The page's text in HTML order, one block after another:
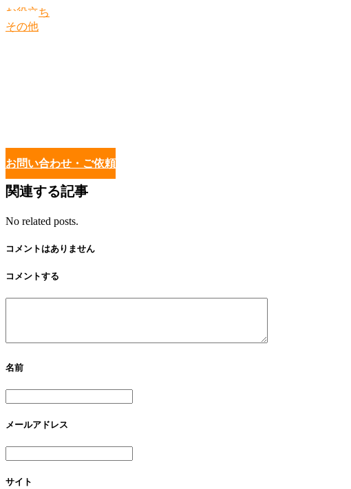
お役立ち
その他
お問い合わせ・ご依頼
関連する記事
No related posts.
コメントはありません
コメントする
名前
メールアドレス
サイト